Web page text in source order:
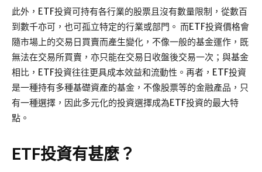
此外，ETF投資可持有各行業的股票且沒有數量限制，從數百
到數千亦可，也可孤立特定的行業或部門。 而ETF投資價格會
隨市場上的交易日買賣而產生變化，不像一般的基金運作，既
無法在交易所買賣，亦只能在交易日收盤後交易一次；與基金
相比，ETF投資往往更具成本效益和流動性。再者，ETF投資
是一種持有多種基礎資產的基金，不像股票等的金融產品，只
有一種選擇，因此多元化的投資選擇成為ETF投資的最大特
點。
ETF投資有甚麼？